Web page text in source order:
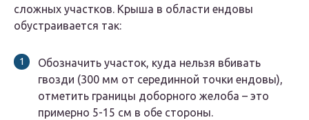
сложных участков. Крыша в области ендовы
обустраивается так:
Обозначить участок, куда нельзя вбивать
гвозди (300 мм от серединной точки ендовы),
отметить границы доборного желоба – это
примерно 5-15 см в обе стороны.